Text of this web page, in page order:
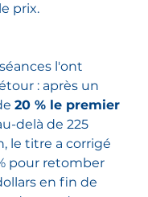
prix.
l'ont
: après un
20 % le premier
delà de 225
le titre a corrigé
pour retomber
en fin de